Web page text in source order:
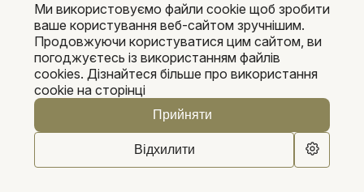
0
В кошик
Покупцям
Pleka 2016-2026
Ми використовуємо файли cookie щоб зробити
ваше користування веб-сайтом зручнішим.
Продовжуючи користуватися цим сайтом, ви
погоджуєтесь із використанням файлів
cookies. Дізнайтеся більше про використання
cookie на сторінці
Прийняти
Відхилити